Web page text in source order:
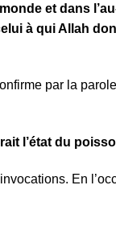
et dans
à qui Allah
par la parole
l’état du
En